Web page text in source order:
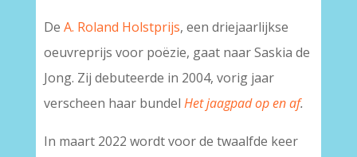
De A. Roland Holstprijs, een driejaarlijkse
oeuvreprijs voor poëzie, gaat naar Saskia de
Jong. Zij debuteerde in 2004, vorig jaar
verscheen haar bundel Het jaagpad op en af.
In maart 2022 wordt voor de twaalfde keer